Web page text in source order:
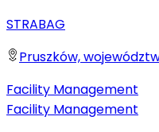
STRABAG
Pruszków,
Facility Management
Facility Management